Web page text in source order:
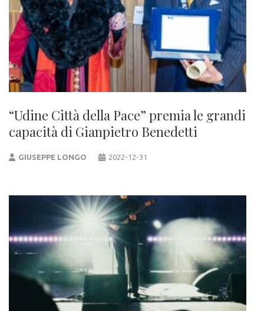
“Udine Città della Pace” premia le grandi
capacità di Gianpietro Benedetti
GIUSEPPE LONGO 2022-12-31